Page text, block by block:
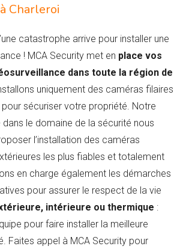
Charleroi
catastrophe arrive pour installer une
! MCA Security met en place vos
dans toute la région de
uniquement des caméras filaires
sécuriser votre propriété. Notre
le domaine de la sécurité nous
l’installation des caméras
les plus fiables et totalement
en charge également les démarches
pour assurer le respect de la vie
intérieure ou thermique :
pour faire installer la meilleure
Faites appel à MCA Security pour